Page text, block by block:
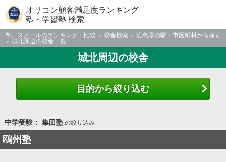
オリコン顧客満足度ランキング
塾・学習塾 検索
塾、スクールのランキング・比較 校舎検索
広島県の駅・市区町村から探す
城北周辺の校舎一覧
城北周辺の校舎
目的から絞り込む
中学受験： 集団塾の絞り込み
鴎州塾